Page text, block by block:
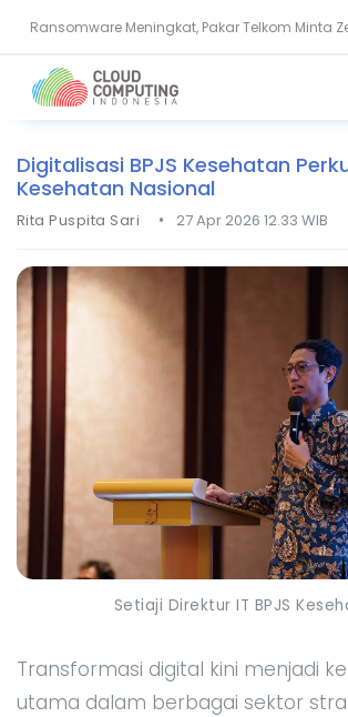
Ransomware Meningkat, Pakar Telkom Minta
NVIDIA Bentuk Aliansi AI Open Source untuk
Digitalisasi BPJS Kesehatan
Kesehatan Nasional
Rita Puspita Sari • 27 Apr 2026 12.33 WIB
Setiaji Direktur IT BPJS
Transformasi digital kini menjadi
utama dalam berbagai sektor